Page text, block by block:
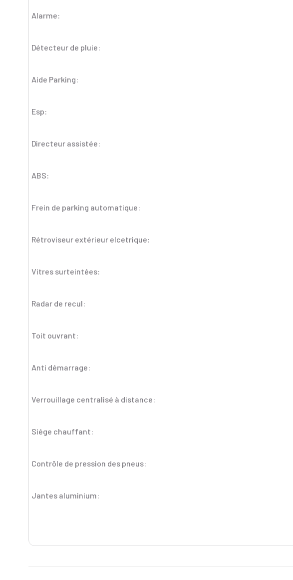
Alarme:
Détecteur de pluie:
Aide Parking:
Esp:
Directeur assistée:
ABS:
Frein de parking automatique:
Rétroviseur extérieur elcetrique:
Vitres surteintées:
Radar de recul:
Toit ouvrant:
Anti démarrage:
Verrouillage centralisé à distance:
Siége chauffant:
Contrôle de pression des pneus:
Jantes aluminium: